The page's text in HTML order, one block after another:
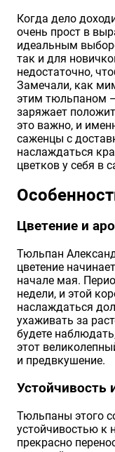
Когда дело
очень прост в
идеальным
так и для
недостаточно,
Замечали, как
этим тюльпаном —
заряжает
это важно, и
саженцы с
наслаждаться
цветков у себя в
Цветение и
Тюльпан
цветение
начале мая.
недели, и этой
наслаждаться
ухаживать за
будете
этот
и предвкушение.
Устойчивость
Тюльпаны этого
устойчивостью к
прекрасно